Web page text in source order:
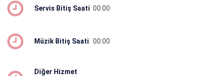
Servis Bitiş Saati 00:00
Müzik Bitiş Saati 00:00
Diğer Hizmet